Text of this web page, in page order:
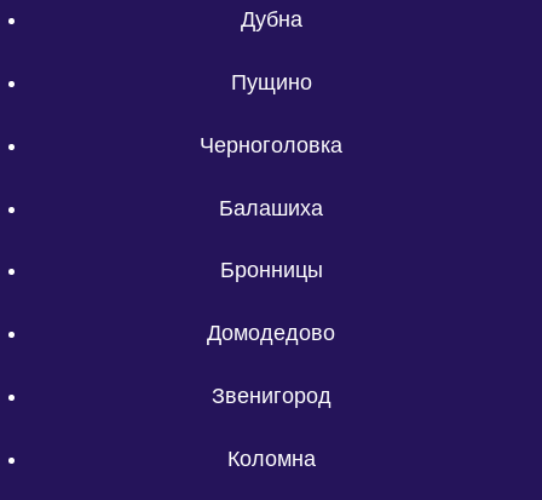
Дубна
Пущино
Черноголовка
Балашиха
Бронницы
Домодедово
Звенигород
Коломна